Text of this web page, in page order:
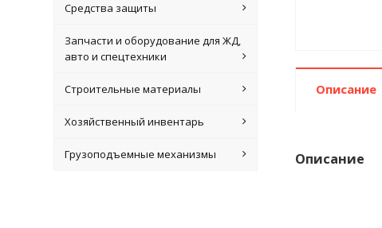
Средства защиты
Запчасти и оборудование для ЖД,
авто и спецтехники
Строительные материалы
Хозяйственный инвентарь
Грузоподъемные механизмы
Описание
Описание